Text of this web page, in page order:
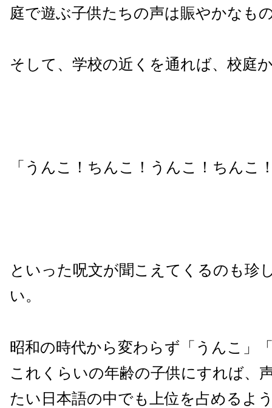
庭で遊ぶ子供たちの声は賑やかなも
そして、学校の近くを通れば、校庭
「うんこ！ちんこ！うんこ！ちんこ
といった呪文が聞こえてくるのも珍
い。
昭和の時代から変わらず「うんこ」
これくらいの年齢の子供にすれば、
たい日本語の中でも上位を占めるよ